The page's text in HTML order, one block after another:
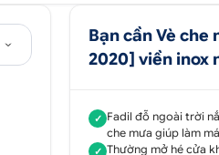
Bạn cần Vè che
2020] viền inox
✓ Fadil đỗ ngoài trời
che mưa giúp làm
✓ Thường mở hé cửa